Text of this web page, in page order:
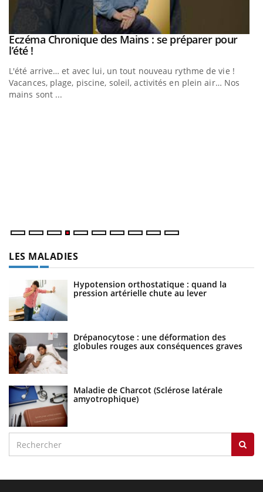
Youtube
Eczéma Chronique des Mains : se préparer pour
l’été !Youtube
L'été arrive… et avec lui, un tout nouveau rythme de vie !
Vacances, plage, piscine, soleil, activités en plein air… Nos
mains sont ...
LES MALADIES
Hypotension orthostatique : quand la
pression artérielle chute au lever
Drépanocytose : une déformation des
globules rouges aux conséquences graves
Maladie de Charcot (Sclérose latérale
amyotrophique)